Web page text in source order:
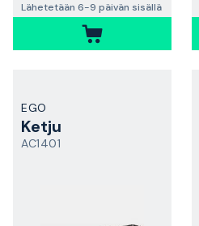
Lähetetään 6-9 päivän sisällä
EGO
Ketju
AC1401